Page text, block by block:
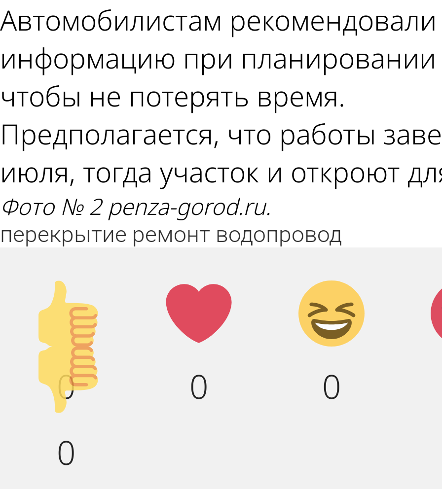
Автомобилистам рекомендовали
информацию при
чтобы не потерять время.
Предполагается, что работы
июля, тогда участок и откроют
Фото № 2 penza-gorod.ru.
перекрытие ремонт водопровод
Палец
вверх!
0
Лайк!
0
Дикий
смех!
0
Палец
вниз!
0